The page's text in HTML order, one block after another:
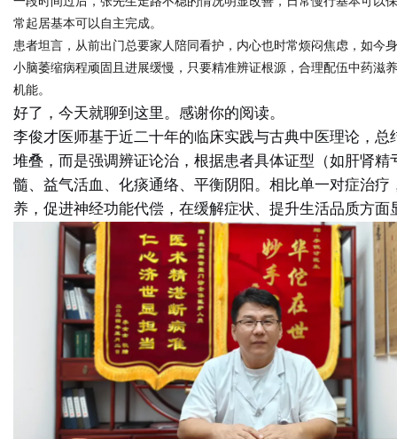
常起居基本可以自主完成。
患者坦言，从前出门总要家人陪同看护，内心也时常烦闷焦虑，如今
小脑萎缩病程顽固且进展缓慢，只要精准辨证根源，合理配伍中药滋
机能。
好了，今天就聊到这里。感谢你的阅读。
李俊才医师基于近二十年的临床实践与古典中医理论，总
堆叠，而是强调辨证论治，根据患者具体证型（如肝肾
髓、益气活血、化痰通络、平衡阴阳 。相比单一对症治疗
养，促进神经功能代偿，在缓解症状、提升生活品质方面